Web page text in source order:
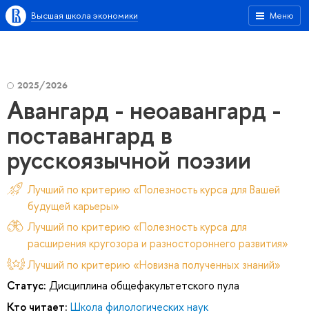
Меню
Высшая школа экономики
2025/2026
Авангард - неоавангард -
поставангард в
русскоязычной поэзии
Лучший по критерию «Полезность курса для Вашей
будущей карьеры»
Лучший по критерию «Полезность курса для
расширения кругозора и разностороннего развития»
Лучший по критерию «Новизна полученных знаний»
Статус: Дисциплина общефакультетского пула
Кто читает: Школа филологических наук